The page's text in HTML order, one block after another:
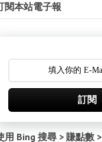
閱本站電子報
訂閱
用 Bing 搜尋 > 賺點數